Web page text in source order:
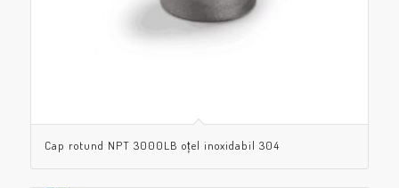
Cap rotund NPT 3000LB oțel inoxidabil 304